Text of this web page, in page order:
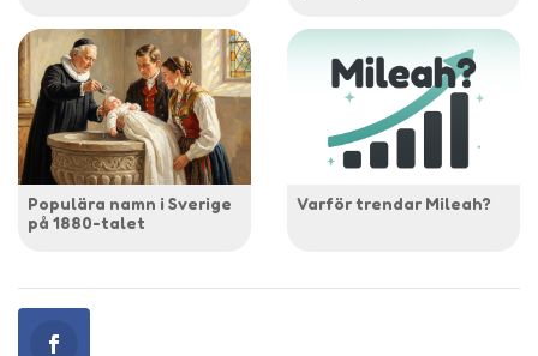
Populära namn i Sverige
på 1880-talet
Varför trendar Mileah?